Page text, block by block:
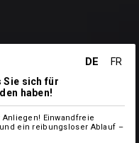
DE
FR
Sie sich für
haben!
Einwandfreie
ein reibungsloser Ablauf –